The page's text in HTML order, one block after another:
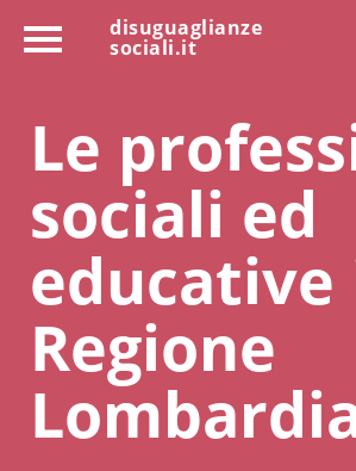
disuguaglianze
sociali.it
Le
sociali ed
educative
Regione